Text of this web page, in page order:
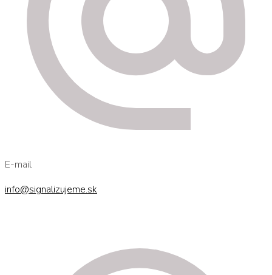
E-mail
info@signalizujeme.sk